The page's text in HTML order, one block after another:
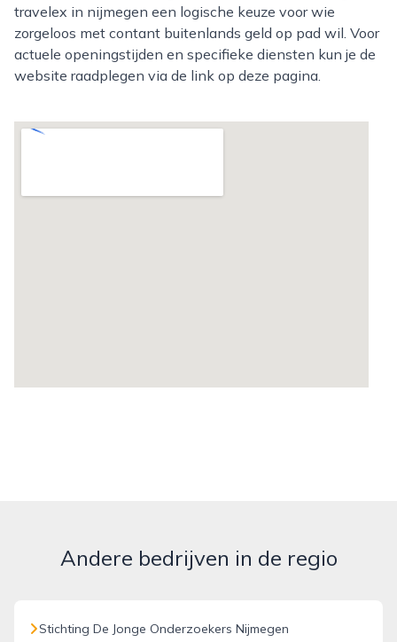
travelex in nijmegen een logische keuze voor wie
zorgeloos met contant buitenlands geld op pad wil. Voor
actuele openingstijden en specifieke diensten kun je de
website raadplegen via de link op deze pagina.
Andere bedrijven in de regio
Stichting De Jonge Onderzoekers Nijmegen